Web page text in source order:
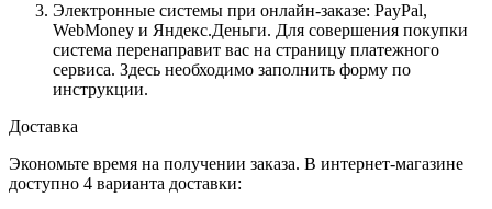
Электронные системы при онлайн-заказе: PayPal,
WebMoney и Яндекс.Деньги. Для совершения покупки
система перенаправит вас на страницу платежного
сервиса. Здесь необходимо заполнить форму по
инструкции.
Доставка
Экономьте время на получении заказа. В интернет-магазине
доступно 4 варианта доставки: